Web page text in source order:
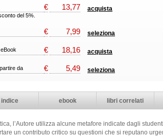
€ 13,77 acquista
del 5%.
€ 7,99 seleziona
€ 18,16 acquista
da € 5,49 seleziona
indice ebook libri correlati
l’Autore utilizza alcune metafore indicate dagli
un contributo critico su questioni che si reputano